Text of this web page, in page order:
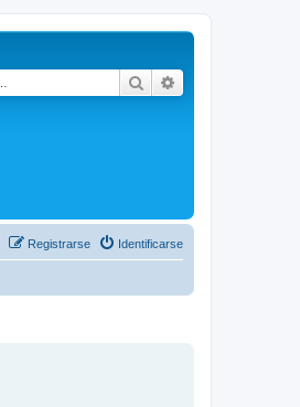
Buscar
Identificarse
Registrarse